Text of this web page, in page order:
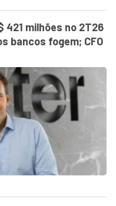
milhões no 2T26
bancos fogem; CFO